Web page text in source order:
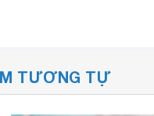
TƯƠNG TỰ